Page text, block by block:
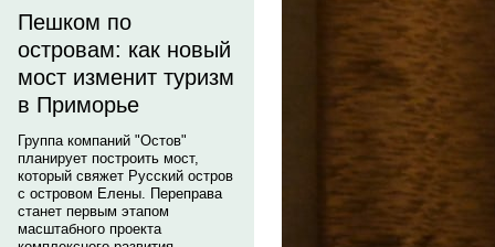
Пешком по
островам: как новый
мост изменит туризм
в Приморье
Группа компаний "Остов"
планирует построить мост,
который свяжет Русский остров
с островом Елены. Переправа
станет первым этапом
масштабного проекта